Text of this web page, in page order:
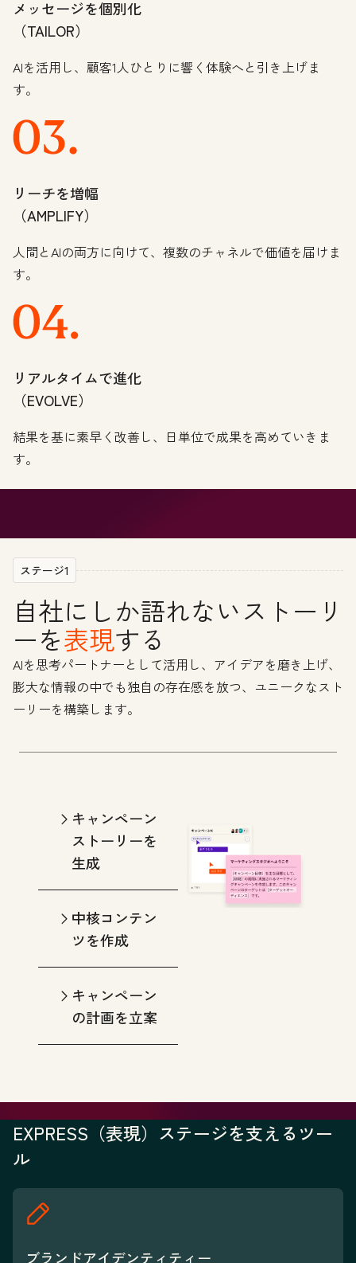
メッセージを個別化
（TAILOR）
AIを活用し、顧客1人ひとりに響く体験へと引き上げま
す。
リーチを増幅
（AMPLIFY）
人間とAIの両方に向けて、複数のチャネルで価値を届けま
す。
リアルタイムで進化
（EVOLVE）
結果を基に素早く改善し、日単位で成果を高めていきま
す。
ステージ1
自社にしか語れないストーリ
ーを表現する
AIを思考パートナーとして活用し、アイデアを磨き上げ、
膨大な情報の中でも独自の存在感を放つ、ユニークなスト
ーリーを構築します。
キャンペーン
ストーリーを
生成
中核コンテン
ツを作成
キャンペーン
の計画を立案
EXPRESS（表現）ステージを支えるツー
ル
ブランドアイデンティティー